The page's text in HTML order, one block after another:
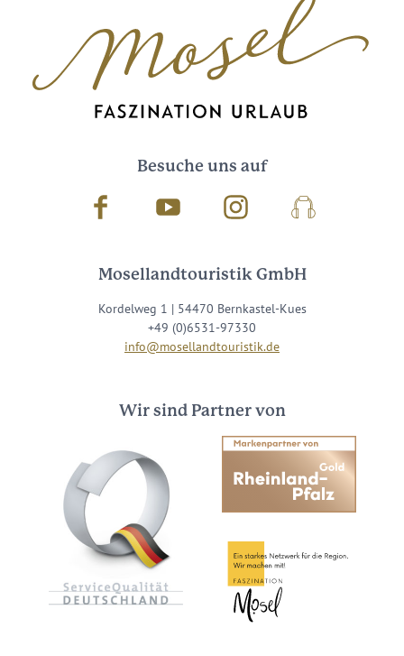
Besuche uns auf
Facebook Youtube InstagramPodcast
Mosellandtouristik GmbH
Kordelweg 1 | 54470 Bernkastel-Kues
+49 (0)6531-97330
info@mosellandtouristik.de
Wir sind Partner von